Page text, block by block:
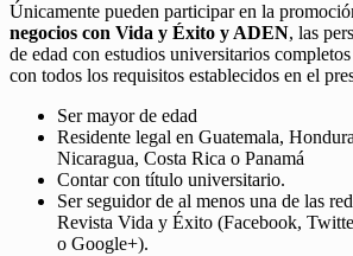
Únicamente pueden participar en la
negocios con Vida y Éxito y ADEN, las
de edad con estudios universitarios
con todos los requisitos establecidos en el
Ser mayor de edad
Residente legal en Guatemala,
Nicaragua, Costa Rica o Panamá
Contar con título universitario.
Ser seguidor de al menos una de las
Revista Vida y Éxito (Facebook,
o Google+).